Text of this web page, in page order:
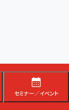
セミナー／イベント